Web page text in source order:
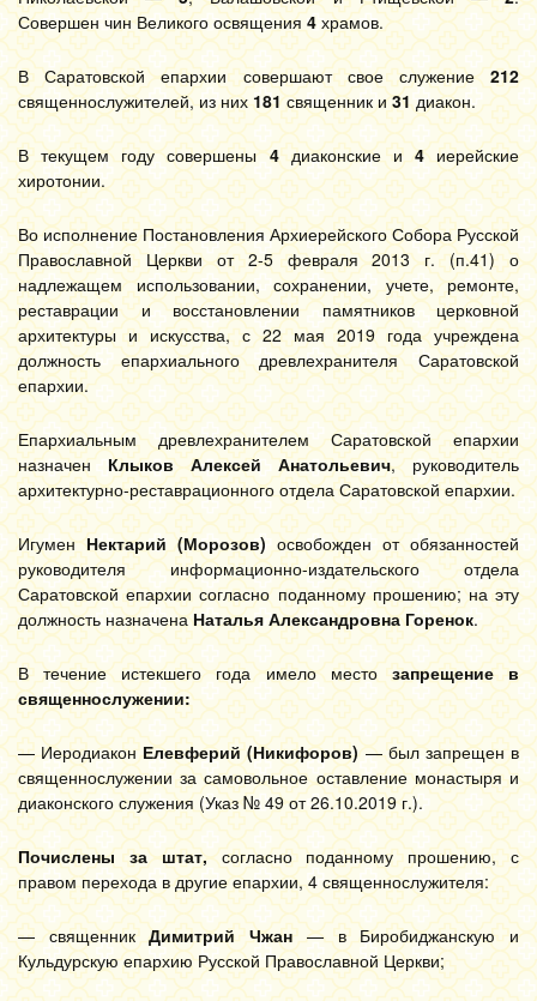
Совершен чин Великого освящения 4 храмов.
В Саратовской епархии совершают свое служение 212
священнослужителей, из них 181 священник и 31диакон.
В текущем году совершены4 диаконские и 4иерейские
хиротонии.
Во исполнение Постановления Архиерейского Собора Русской
Православной Церкви от 2-5 февраля 2013 г. (п.41) о
надлежащем использовании, сохранении, учете, ремонте,
реставрации и восстановлении памятников церковной
архитектуры и искусства, с 22 мая 2019 года учреждена
должность епархиального древлехранителя Саратовской
епархии.
Епархиальным древлехранителем Саратовской епархии
назначен Клыков Алексей Анатольевич, руководитель
архитектурно-реставрационного отдела Саратовской епархии.
Игумен Нектарий (Морозов) освобожден от обязанностей
руководителя информационно-издательского отдела
Саратовской епархии согласно поданному прошению; на эту
должность назначена Наталья Александровна Горенок.
В течение истекшего года имело местозапрещение в
священнослужении:
— ИеродиаконЕлевферий (Никифоров)— был запрещен в
священнослужении за самовольное оставление монастыря и
диаконского служения (Указ № 49 от 26.10.2019 г.).
Почислены за штат, согласно поданному прошению, с
правом перехода в другие епархии, 4 священнослужителя:
— священникДимитрий Чжан — в Биробиджанскую и
Кульдурскую епархию Русской Православной Церкви;